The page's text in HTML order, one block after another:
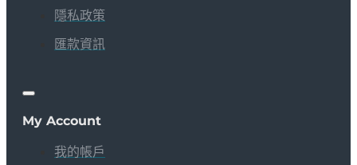
隱私政策
匯款資訊
My Account
我的帳戶